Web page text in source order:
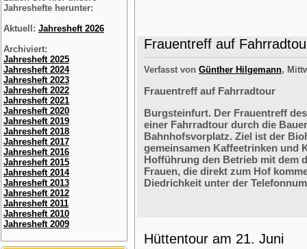
Jahreshefte herunter:
Aktuell: Jahresheft 2026
Archiviert:
Jahresheft 2025
Jahresheft 2024
Jahresheft 2023
Jahresheft 2022
Jahresheft 2021
Jahresheft 2020
Jahresheft 2019
Jahresheft 2018
Jahresheft 2017
Jahresheft 2016
Jahresheft 2015
Jahresheft 2014
Jahresheft 2013
Jahresheft 2012
Jahresheft 2011
Jahresheft 2010
Jahresheft 2009
Frauentreff auf
Verfasst von Günther Hilgemann,
Frauentreff auf Fahrradtour
Burgsteinfurt. Der Frauentreff
einer Fahrradtour durch die
Bahnhofsvorplatz. Ziel ist der
gemeinsamen Kaffeetrinken und
Hofführung den Betrieb mit dem
Frauen, die direkt zum Hof
Diedrichkeit unter der
Hüttentour am 21. Juni